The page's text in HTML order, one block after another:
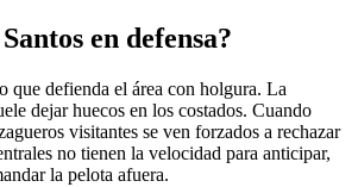
en defensa?
que defienda el área con holgura. La
dejar huecos en los costados. Cuando
visitantes se ven forzados a rechazar
no tienen la velocidad para anticipar,
la pelota afuera.